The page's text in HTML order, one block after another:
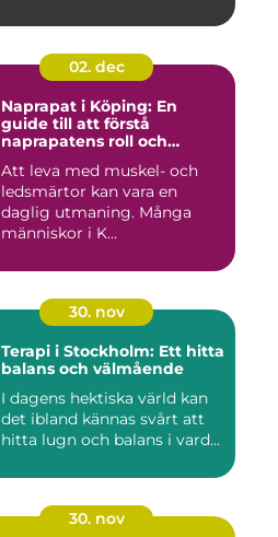
02. dec
Naprapat i Köping: En
guide till att förstå
naprapatens roll och
Att leva med muskel- och
ledsmärtor kan vara en
daglig utmaning. Många
människor i K...
30. nov
Terapi i Stockholm: Ett hitta
balans och välmående
I dagens hektiska värld kan
det ibland kännas svårt att
hitta lugn och balans i vard...
30. nov